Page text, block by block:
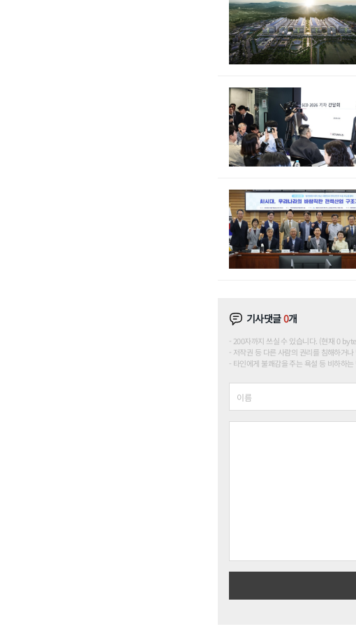
기사댓글0개
200자까지 쓰실 수 있습니다. (현재 0
저작권 등 다른 사람의 권리를 침해하거
타인에게 불쾌감을 주는 욕설 등 비하하